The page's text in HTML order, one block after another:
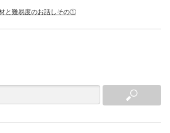
と難易度のお話しその①